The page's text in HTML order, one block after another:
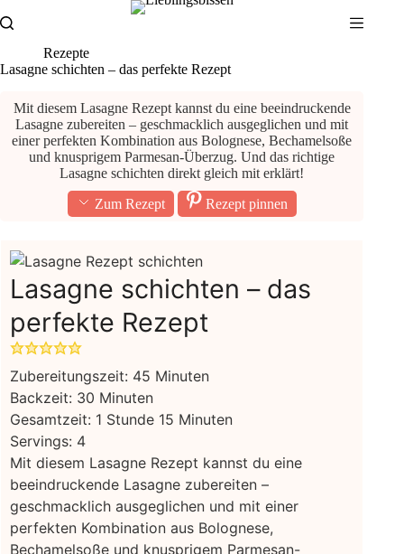
Inhalt
Rezepte
Lasagne schichten – das perfekte Rezept
Mit diesem Lasagne Rezept kannst du eine beeindruckende
Lasagne zubereiten – geschmacklich ausgeglichen und mit
einer perfekten Kombination aus Bolognese, Bechamelsoße
und knusprigem Parmesan-Überzug. Und das richtige
Lasagne schichten direkt gleich mit erklärt!
Zum Rezept
Rezept pinnen
Lasagne schichten – das
perfekte Rezept
Zubereitungszeit: 45 Minuten
Minuten
Backzeit: 30 Minuten
Minuten
Gesamtzeit: 1 Stunde
Stunde 15 Minuten
Minuten
Servings: 4
Mit diesem Lasagne Rezept kannst du eine
beeindruckende Lasagne zubereiten –
geschmacklich ausgeglichen und mit einer
perfekten Kombination aus Bolognese,
Bechamelsoße und knusprigem Parmesan-